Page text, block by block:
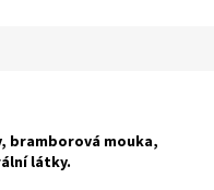
bramborová mouka,
látky.